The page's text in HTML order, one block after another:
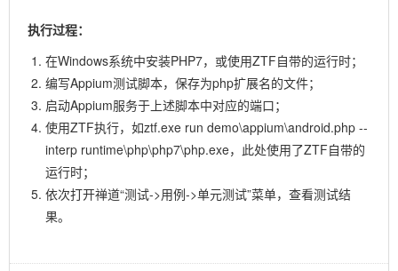
执行过程：
在Windows系统中安装PHP7，或使用ZTF自带的运行时；
编写Appium测试脚本，保存为php扩展名的文件；
启动Appium服务于上述脚本中对应的端口；
使用ZTF执行，如ztf.exe run demo\appium\android.php --
interp runtime\php\php7\php.exe，此处使用了ZTF自带的
运行时；
依次打开禅道“测试->用例->单元测试”菜单，查看测试结
果。